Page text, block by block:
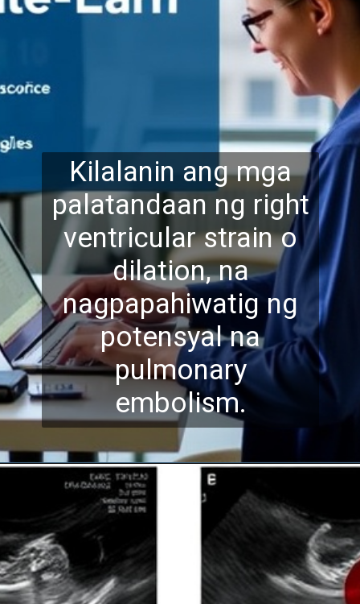
Kilalanin ang mga
palatandaan ng right
ventricular strain o
dilation, na
nagpapahiwatig ng
potensyal na
pulmonary
embolism.